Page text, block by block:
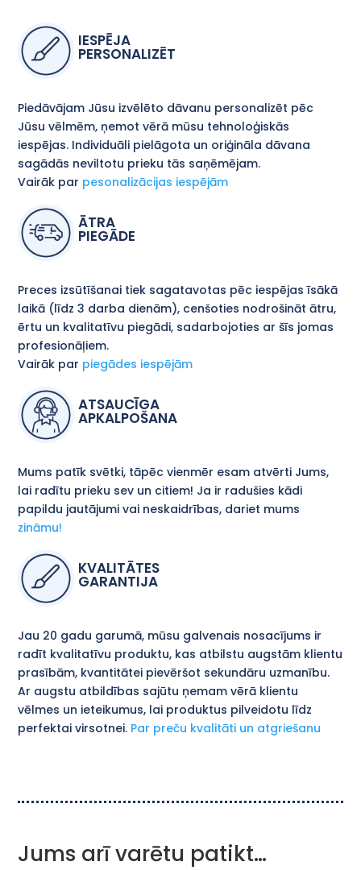
IESPĒJA
PERSONALIZĒT
Piedāvājam Jūsu izvēlēto dāvanu personalizēt pēc
Jūsu vēlmēm, ņemot vērā mūsu tehnoloģiskās
iespējas. Individuāli pielāgota un oriģināla dāvana
sagādās neviltotu prieku tās saņēmējam.
Vairāk par pesonalizācijas iespējām
ĀTRA
PIEGĀDE
Preces izsūtīšanai tiek sagatavotas pēc iespējas īsākā
laikā (līdz 3 darba dienām), cenšoties nodrošināt ātru,
ērtu un kvalitatīvu piegādi, sadarbojoties ar šīs jomas
profesionāļiem.
Vairāk par piegādes iespējām
ATSAUCĪGA
APKALPOŠANA
Mums patīk svētki, tāpēc vienmēr esam atvērti Jums,
lai radītu prieku sev un citiem! Ja ir radušies kādi
papildu jautājumi vai neskaidrības, dariet mums
zināmu!
KVALITĀTES
GARANTIJA
Jau 20 gadu garumā, mūsu galvenais nosacījums ir
radīt kvalitatīvu produktu, kas atbilstu augstām klientu
prasībām, kvantitātei pievēršot sekundāru uzmanību.
Ar augstu atbildības sajūtu ņemam vērā klientu
vēlmes un ieteikumus, lai produktus pilveidotu līdz
perfektai virsotnei. Par preču kvalitāti un atgriešanu
Jums arī varētu patikt…